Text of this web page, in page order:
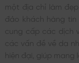
một địa chỉ làm
đảo khách hàng
cung cấp các dịch
các vấn đề về da
hiện đại, giúp mang